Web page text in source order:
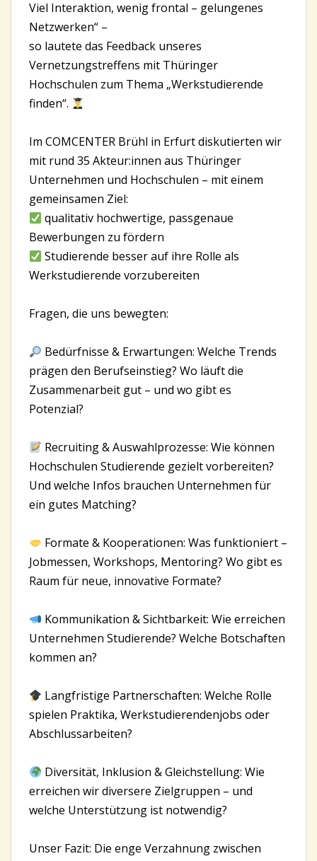
Viel Interaktion, wenig frontal – gelungenes
Netzwerken“ –
so lautete das Feedback unseres
Vernetzungstreffens mit Thüringer
Hochschulen zum Thema „Werkstudierende
finden“.
Im COMCENTER Brühl in Erfurt diskutierten wir
mit rund 35 Akteur:innen aus Thüringer
Unternehmen und Hochschulen – mit einem
gemeinsamen Ziel:
qualitativ hochwertige, passgenaue
Bewerbungen zu fördern
Studierende besser auf ihre Rolle als
Werkstudierende vorzubereiten
Fragen, die uns bewegten:
Bedürfnisse & Erwartungen: Welche Trends
prägen den Berufseinstieg? Wo läuft die
Zusammenarbeit gut – und wo gibt es
Potenzial?
Recruiting & Auswahlprozesse: Wie können
Hochschulen Studierende gezielt vorbereiten?
Und welche Infos brauchen Unternehmen für
ein gutes Matching?
Formate & Kooperationen: Was funktioniert –
Jobmessen, Workshops, Mentoring? Wo gibt es
Raum für neue, innovative Formate?
Kommunikation & Sichtbarkeit: Wie erreichen
Unternehmen Studierende? Welche Botschaften
kommen an?
Langfristige Partnerschaften: Welche Rolle
spielen Praktika, Werkstudierendenjobs oder
Abschlussarbeiten?
Diversität, Inklusion & Gleichstellung: Wie
erreichen wir diversere Zielgruppen – und
welche Unterstützung ist notwendig?
Unser Fazit: Die enge Verzahnung zwischen